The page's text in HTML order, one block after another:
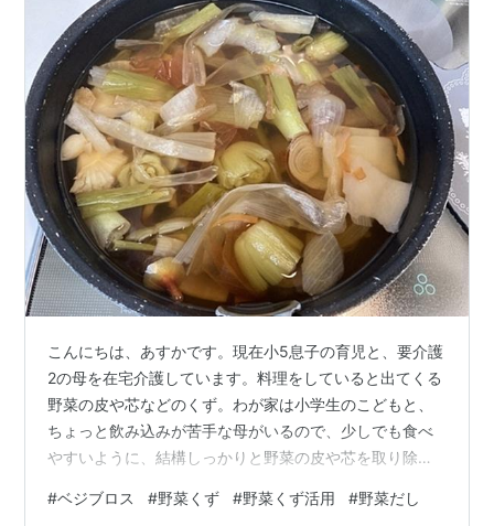
こんにちは、あすかです。現在小5息子の育児と、要介護
2の母を在宅介護しています。料理をしていると出てくる
野菜の皮や芯などのくず。わが家は小学生のこどもと、
ちょっと飲み込みが苦手な母がいるので、少しでも食べ
やすいように、結構しっかりと野菜の皮や芯を取り除い
いう気持ちもあって。多分母と同じ食事をしなかったと
#ベジブロス #野菜くず #野菜くず活用 #野菜だし